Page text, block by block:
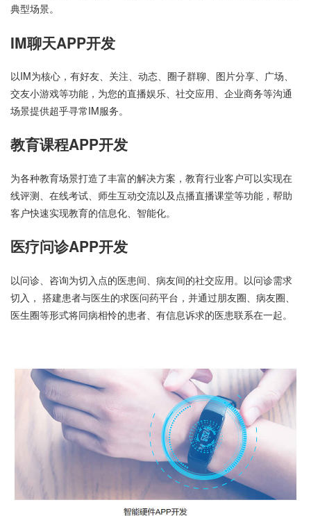
典型场景。
IM聊天APP开发
以IM为核心，有好友、关注、动态、圈子群聊、图片分享、广场、
交友小游戏等功能，为您的直播娱乐、社交应用、企业商务等沟通
场景提供超乎寻常IM服务。
教育课程APP开发
为各种教育场景打造了丰富的解决方案，教育行业客户可以实现在
线评测、在线考试、师生互动交流以及点播直播课堂等功能，帮助
客户快速实现教育的信息化、智能化。
医疗问诊APP开发
以问诊、咨询为切入点的医患间、病友间的社交应用。以问诊需求
切入， 搭建患者与医生的求医问药平台，并通过朋友圈、病友圈、
医生圈等形式将同病相怜的患者、有信息诉求的医患联系在一起。